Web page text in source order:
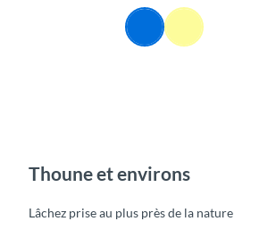
Recherche
Menu
Thoune et environs
Lâchez prise au plus près de la nature